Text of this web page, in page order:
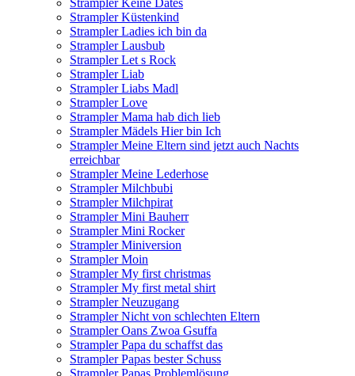
Strampler Keine Dates
Strampler Küstenkind
Strampler Ladies ich bin da
Strampler Lausbub
Strampler Let s Rock
Strampler Liab
Strampler Liabs Madl
Strampler Love
Strampler Mama hab dich lieb
Strampler Mädels Hier bin Ich
Strampler Meine Eltern sind jetzt auch Nachts
erreichbar
Strampler Meine Lederhose
Strampler Milchbubi
Strampler Milchpirat
Strampler Mini Bauherr
Strampler Mini Rocker
Strampler Miniversion
Strampler Moin
Strampler My first christmas
Strampler My first metal shirt
Strampler Neuzugang
Strampler Nicht von schlechten Eltern
Strampler Oans Zwoa Gsuffa
Strampler Papa du schaffst das
Strampler Papas bester Schuss